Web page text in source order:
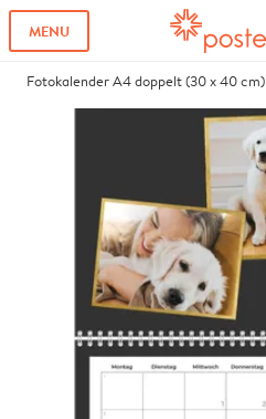
MENU
Fotokalender A4 doppelt (30 x 40 cm)